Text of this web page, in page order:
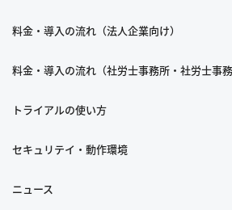
料金・導入の流れ（法人企業向け）
料金・導入の流れ（社労士事務所・社労士事
トライアルの使い方
セキュリテイ・動作環境
ニュース